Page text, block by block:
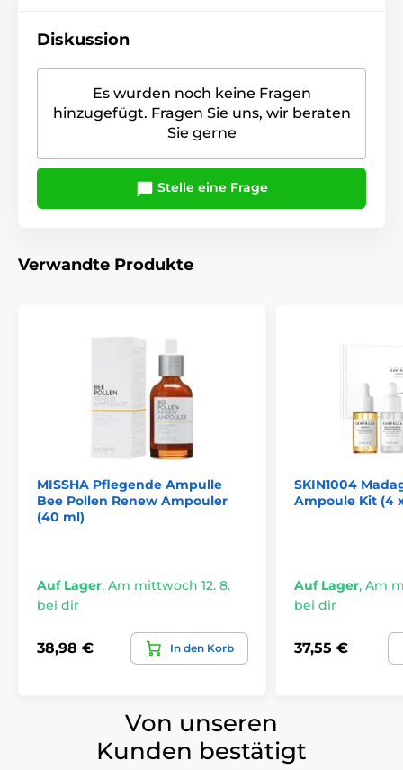
Diskussion
Es wurden noch keine Fragen
hinzugefügt. Fragen Sie uns, wir beraten
Sie gerne
Stelle eine Frage
Verwandte Produkte
MISSHA Pflegende Ampulle
Bee Pollen Renew Ampouler
(40 ml)
Auf Lager, Am mittwoch 12. 8.
bei dir
38,98 € In den Korb
SKIN1004
Ampoule Kit (4
Auf Lager, Am
bei dir
37,55 €
Von unseren
Kunden bestätigt